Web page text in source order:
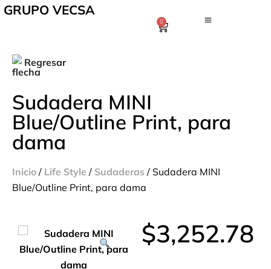
GRUPO VECSA
0
Regresar
Sudadera MINI
Blue/Outline Print, para
dama
Inicio / Life Style / Sudaderas / Sudadera MINI
Blue/Outline Print, para dama
$3,252.78